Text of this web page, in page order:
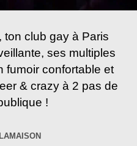
ton club gay à Paris
ses multiples
fumoir confortable et
& crazy à 2 pas de
!